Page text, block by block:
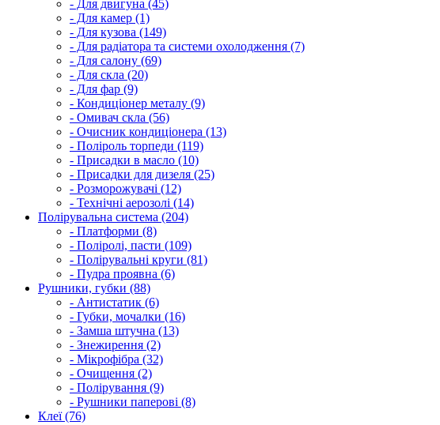
- Для двигуна (45)
- Для камер (1)
- Для кузова (149)
- Для радіатора та системи охолодження (7)
- Для салону (69)
- Для скла (20)
- Для фар (9)
- Кондиціонер металу (9)
- Омивач скла (56)
- Очисник кондиціонера (13)
- Поліроль торпеди (119)
- Присадки в масло (10)
- Присадки для дизеля (25)
- Розморожувачі (12)
- Технічні аерозолі (14)
Полірувальна система (204)
- Платформи (8)
- Поліролі, пасти (109)
- Полірувальні круги (81)
- Пудра проявна (6)
Рушники, губки (88)
- Антистатик (6)
- Губки, мочалки (16)
- Замша штучна (13)
- Знежирення (2)
- Мікрофібра (32)
- Очищення (2)
- Полірування (9)
- Рушники паперові (8)
Клеї (76)